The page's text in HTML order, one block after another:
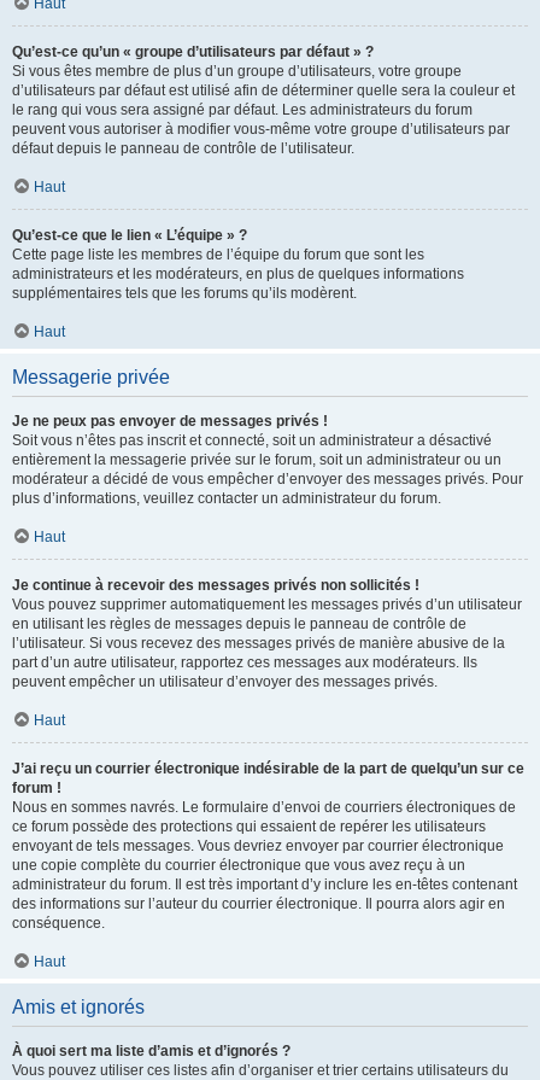
Haut
Qu’est-ce qu’un « groupe d’utilisateurs par défaut » ?
Si vous êtes membre de plus d’un groupe d’utilisateurs, votre groupe
d’utilisateurs par défaut est utilisé afin de déterminer quelle sera la couleur et
le rang qui vous sera assigné par défaut. Les administrateurs du forum
peuvent vous autoriser à modifier vous-même votre groupe d’utilisateurs par
défaut depuis le panneau de contrôle de l’utilisateur.
Haut
Qu’est-ce que le lien « L’équipe » ?
Cette page liste les membres de l’équipe du forum que sont les
administrateurs et les modérateurs, en plus de quelques informations
supplémentaires tels que les forums qu’ils modèrent.
Haut
Messagerie privée
Je ne peux pas envoyer de messages privés !
Soit vous n’êtes pas inscrit et connecté, soit un administrateur a désactivé
entièrement la messagerie privée sur le forum, soit un administrateur ou un
modérateur a décidé de vous empêcher d’envoyer des messages privés. Pour
plus d’informations, veuillez contacter un administrateur du forum.
Haut
Je continue à recevoir des messages privés non sollicités !
Vous pouvez supprimer automatiquement les messages privés d’un utilisateur
en utilisant les règles de messages depuis le panneau de contrôle de
l’utilisateur. Si vous recevez des messages privés de manière abusive de la
part d’un autre utilisateur, rapportez ces messages aux modérateurs. Ils
peuvent empêcher un utilisateur d’envoyer des messages privés.
Haut
J’ai reçu un courrier électronique indésirable de la part de quelqu’un sur ce
forum !
Nous en sommes navrés. Le formulaire d’envoi de courriers électroniques de
ce forum possède des protections qui essaient de repérer les utilisateurs
envoyant de tels messages. Vous devriez envoyer par courrier électronique
une copie complète du courrier électronique que vous avez reçu à un
administrateur du forum. Il est très important d’y inclure les en-têtes contenant
des informations sur l’auteur du courrier électronique. Il pourra alors agir en
conséquence.
Haut
Amis et ignorés
À quoi sert ma liste d’amis et d’ignorés ?
Vous pouvez utiliser ces listes afin d’organiser et trier certains utilisateurs du